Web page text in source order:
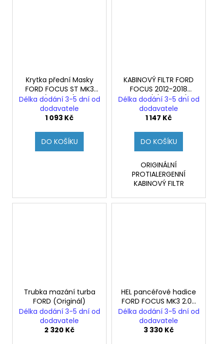
Krytka přední Masky
FORD FOCUS ST MK3
(Originál)
Délka dodání 3-5 dní od
dodavatele
1 093 Kč
DO KOŠÍKU
KABINOVÝ FILTR FORD
FOCUS 2012-2018
MODRÝ (Originál)
Délka dodání 3-5 dní od
dodavatele
1 147 Kč
DO KOŠÍKU
ORIGINÁLNÍ
PROTIALERGENNÍ
KABINOVÝ FILTR
Trubka mazání turba
FORD (Originál)
Délka dodání 3-5 dní od
dodavatele
2 320 Kč
HEL pancéřové hadice
FORD FOCUS MK3 2.0T
ST250
Délka dodání 3-5 dní od
dodavatele
3 330 Kč